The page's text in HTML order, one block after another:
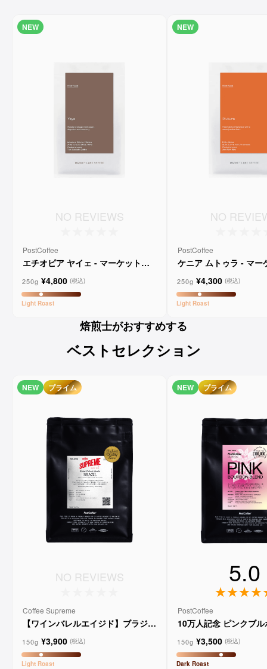
NEW
NO REVIEWS
PostCoffee
エチオピア ヤイェ - マーケットレ
250g ¥4,800 (税込)
Light Roast
NEW
NO
PostCoffee
ケニア ムトゥラ - マー
250g ¥4,300 (税込)
Light Roast
焙煎士がおすすめする
ベストセレクション
NEW プライム
NO REVIEWS
Coffee Supreme
【ワインバレルエイジド】ブラジル
ョ
150g ¥3,900 (税込)
Light Roast
NEW プライム
5.0
PostCoffee
10万人記念 ピンクブ
150g ¥3,500 (税込)
Dark Roast